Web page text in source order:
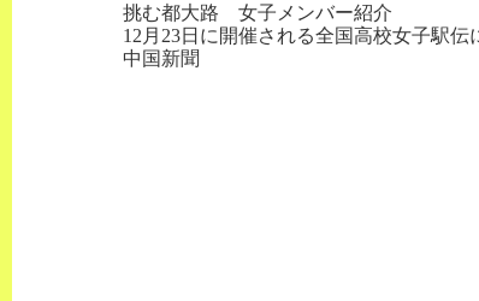
挑む都大路 女子メンバー紹介
12月23日に開催される全国高校女子駅
中国新聞